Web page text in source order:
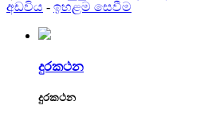
අඩවිය - ඉහළම සෙවීම
දුරකථන
දුරකථන